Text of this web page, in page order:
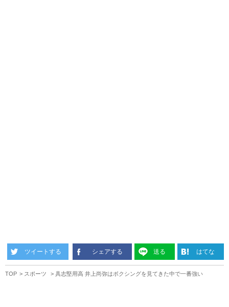
ツイートする シェアする 送る はてな
TOP スポーツ 具志堅用高 井上尚弥はボクシングを見てきた中で一番強い